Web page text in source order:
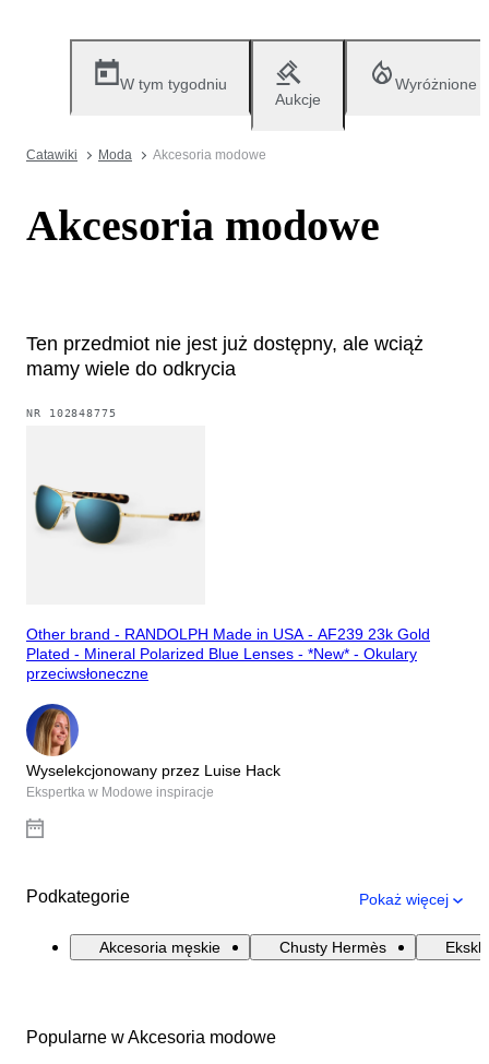
W tym tygodniu
Aukcje
Wyróżnione
Catawiki Moda Akcesoria modowe
Akcesoria modowe
Ten przedmiot nie jest już dostępny, ale wciąż
mamy wiele do odkrycia
NR 102848775
Other brand - RANDOLPH Made in USA - AF239 23k Gold
Plated - Mineral Polarized Blue Lenses - *New* - Okulary
przeciwsłoneczne
Wyselekcjonowany przez Luise Hack
Ekspertka w Modowe inspiracje
Podkategorie Pokaż więcej
Akcesoria męskie Chusty Hermès
Popularne w Akcesoria modowe